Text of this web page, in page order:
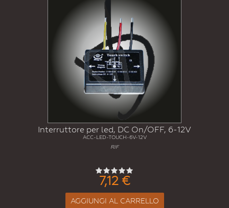
Interruttore per led, DC On/OFF, 6-12V
ACC-LED-TOUCH-6V-12V
RIF
7,12 €
AGGIUNGI AL CARRELLO